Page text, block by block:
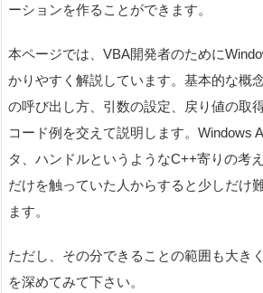
ーションを作ることができます。
本ページでは、VBA開発者のために
かりやすく解説しています。基本的な概
の呼び出し方、引数の設定、戻り値の取
コード例を交えて説明します。Windows
タ、ハンドルというようなC++寄りの考
だけを触っていた人からすると少しだけ
ます。
ただし、その分できることの範囲も大き
を深めてみて下さい。